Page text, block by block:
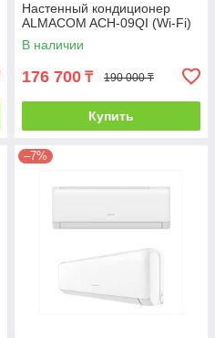
Настенный кондиционер
ALMACOM ACH-09QI (Wi-Fi)
В наличии
176 700 ₸ 190 000 ₸
Купить
–7%